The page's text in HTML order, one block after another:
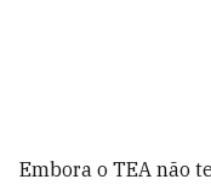
Embora o TEA não